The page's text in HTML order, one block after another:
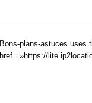
Bons-plans-astuces uses
href= »https://